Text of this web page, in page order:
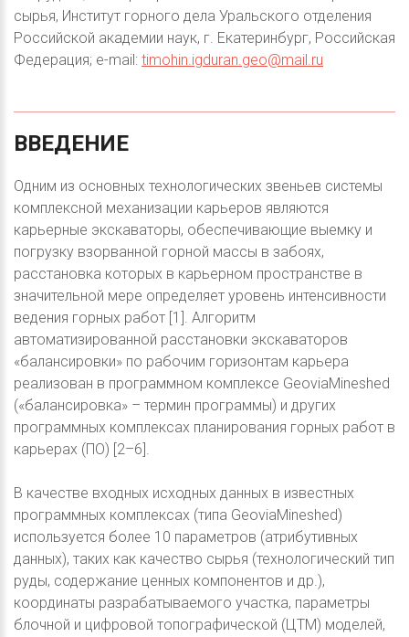
сырья, Институт горного дела Уральского отделения
Российской академии наук, г. Екатеринбург, Российская
Федерация; e-mail: timohin.igduran.geo@mail.ru
ВВЕДЕНИЕ
Одним из основных технологических звеньев системы
комплексной механизации карьеров являются
карьерные экскаваторы, обеспечивающие выемку и
погрузку взорванной горной массы в забоях,
расстановка которых в карьерном пространстве в
значительной мере определяет уровень интенсивности
ведения горных работ [1]. Алгоритм
автоматизированной расстановки экскаваторов
«балансировки» по рабочим горизонтам карьера
реализован в программном комплексе GeoviaMineshed
(«балансировка» – термин программы) и других
программных комплексах планирования горных работ в
карьерах (ПО) [2–6].
В качестве входных исходных данных в известных
программных комплексах (типа GeoviaMineshed)
используется более 10 параметров (атрибутивных
данных), таких как качество сырья (технологический тип
руды, содержание ценных компонентов и др.),
координаты разрабатываемого участка, параметры
блочной и цифровой топографической (ЦТМ) моделей,